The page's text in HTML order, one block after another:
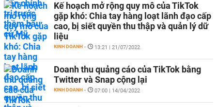
Kế hoạch mở rộng quy mô của TikTok
gặp khó: Chia tay hàng loạt lãnh đạo cấp
cao, bị siết quyền thu thập và quản lý dữ
liệu
KINH DOANH - 13:21 | 21/07/2022
Doanh thu quảng cáo của TikTok bằng
Twitter và Snap cộng lại
KINH DOANH - 07:00 | 14/04/2022